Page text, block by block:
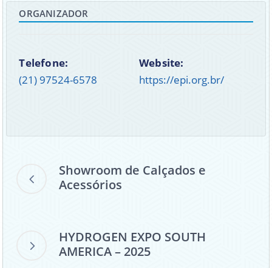
ORGANIZADOR
Telefone:
(21) 97524-6578
Website:
https://epi.org.br/
Showroom de Calçados e
Acessórios
HYDROGEN EXPO SOUTH
AMERICA – 2025